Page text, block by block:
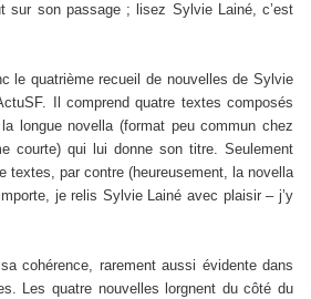
sur son passage ; lisez Sylvie Lainé, c’est
le quatrième recueil de nouvelles de Sylvie
Il comprend quatre textes composés
longue novella (format peu commun chez
courte) qui lui donne son titre. Seulement
textes, par contre (heureusement, la novella
je relis Sylvie Lainé avec plaisir – j’y
cohérence, rarement aussi évidente dans
Les quatre nouvelles lorgnent du côté du